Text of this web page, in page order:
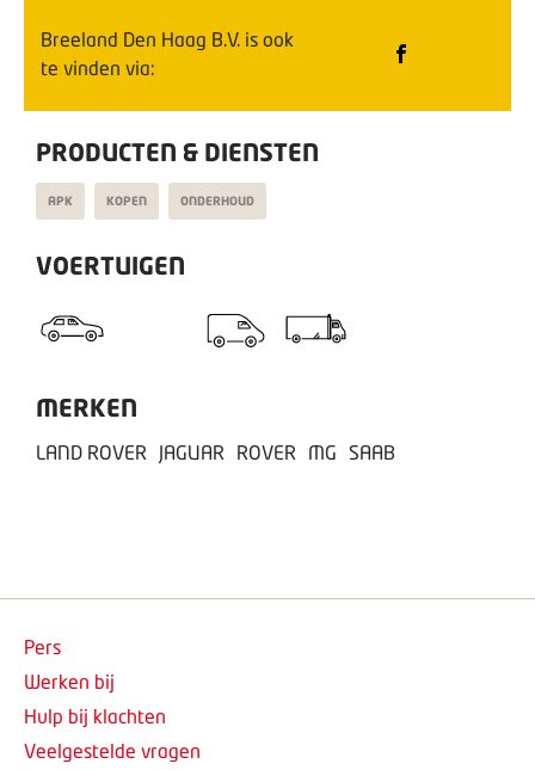
Breeland Den Haag B.V. is ook
te vinden via:
PRODUCTEN & DIENSTEN
APK KOPEN ONDERHOUD
VOERTUIGEN
MERKEN
LAND ROVER JAGUAR ROVER MG SAAB
Pers
Werken bij
Hulp bij klachten
Veelgestelde vragen